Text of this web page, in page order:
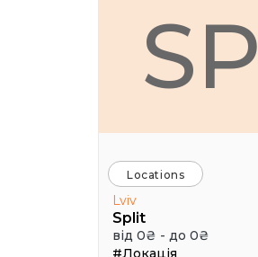
SP
Locations
Lviv
Split
від 0₴ - до 0₴